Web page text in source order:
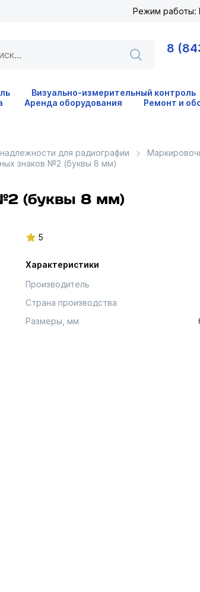
Режим работы:
8
Визуально-измерительный контроль
Аренда оборудования Ремонт и
для радиографии
знаков №2 (буквы 8 мм)
(буквы 8 мм)
5
Характеристики
Производитель
Страна производства
Размеры, мм